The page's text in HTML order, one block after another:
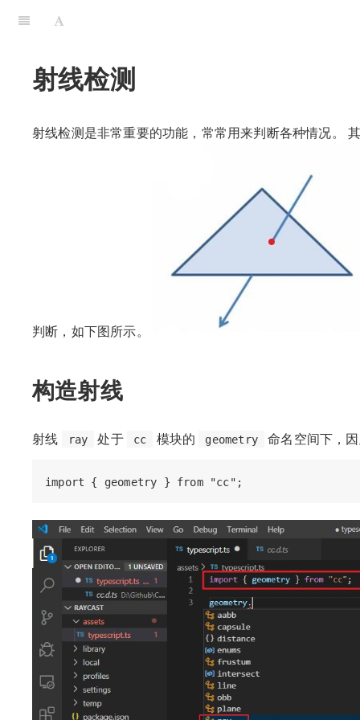
射线检测
射线检测是非常重要的功能，常常用来判断各种情况。
判断，如下图所示。
构造射线
射线 ray 处于 cc 模块的 geometry 命名空间下，